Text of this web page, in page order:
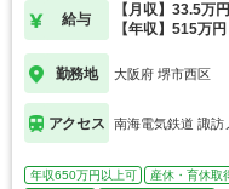
給与
【月収】33.5万円
【年収】515万
勤務地 大阪府 堺市西区
アクセス 南海電気鉄道 諏訪
年収650万円以上可 産休・育休取